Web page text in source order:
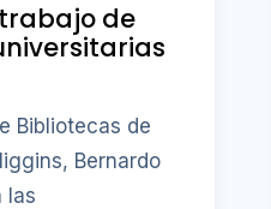
de
Bibliotecas de
Bernardo
las